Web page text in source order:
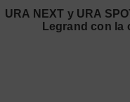
URA NEXT y URA
Legrand con la